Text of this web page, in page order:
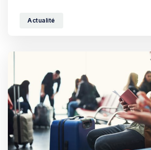
les trajets vers Barcelone et Madrid.
Actualité